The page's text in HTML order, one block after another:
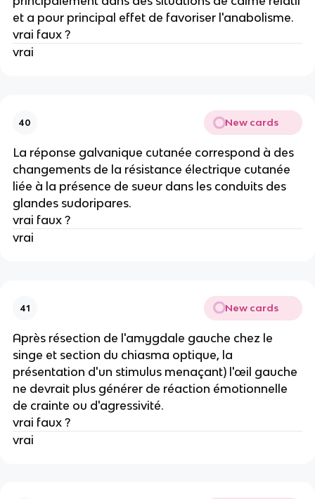
et a pour principal effet de favoriser l'anabolisme.
vrai faux ?
vrai
40 New cards
La réponse galvanique cutanée correspond à des
changements de la résistance électrique cutanée
liée à la présence de sueur dans les conduits des
glandes sudoripares.
vrai faux ?
vrai
41 New cards
Après résection de l'amygdale gauche chez le
singe et section du chiasma optique, la
présentation d'un stimulus menaçant) l'œil gauche
ne devrait plus générer de réaction émotionnelle
de crainte ou d'agressivité.
vrai faux ?
vrai